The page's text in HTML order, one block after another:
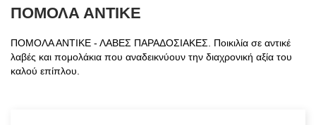
ΠΟΜΟΛΑ ΑΝΤΙΚΕ
ΠΟΜΟΛΑ ΑΝΤΙΚΕ - ΛΑΒΕΣ ΠΑΡΑΔΟΣΙΑΚΕΣ. Ποικιλία σε αντικέ
λαβές και πομολάκια που αναδεικνύουν την διαχρονική αξία του
καλού επίπλου.